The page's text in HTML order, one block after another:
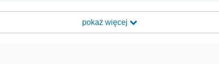
pokaż więcej